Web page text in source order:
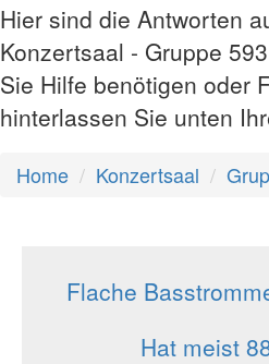
Hier sind die Antworten
Konzertsaal - Gruppe
Sie Hilfe benötigen oder
hinterlassen Sie unten
Home Konzertsaal
Flache
Hat meist